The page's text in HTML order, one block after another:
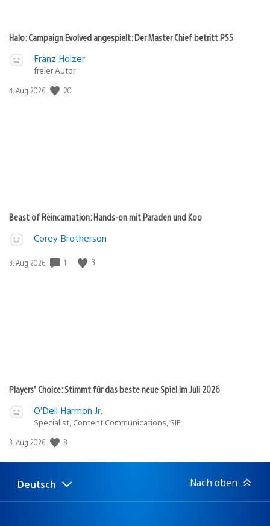
Halo: Campaign Evolved angespielt: Der Master Chief betritt PS5
Franz Holzer
freier Autor
Veröffentlichungsdatum:
4. Aug 2026 20
Beast of Reincarnation: Hands-on mit Paraden und Koo
Corey Brotherson
Veröffentlichungsdatum:
3. Aug 2026 1 3
Players’ Choice: Stimmt für das beste neue Spiel im Juli 2026
O’Dell Harmon Jr.
Specialist, Content Communications, SIE
Veröffentlichungsdatum:
3. Aug 2026 8
Select
Aktuelle
Deutsch Nach oben